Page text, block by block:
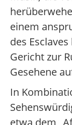
einem
des
Gericht zur
Gesehene
In